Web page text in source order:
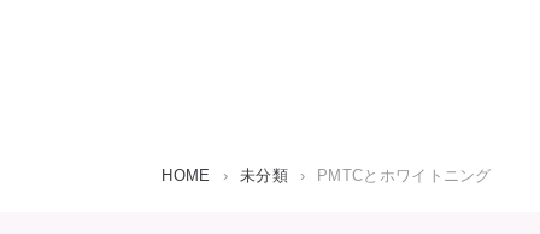
HOME › 未分類 › PMTCとホワイトニング